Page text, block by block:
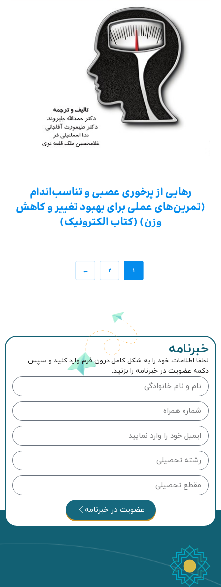
رهایی از پرخوری عصبی و تناسب‌اندام
(تمرین‌های عملی برای بهبود تغییر و کاهش
وزن) (کتاب الکترونیک)
۱ ۲ ←
خبرنامه
لطفا اطلاعات خود را به شکل کامل درون فرم وارد کنید و سپس
دکمه عضویت در خبرنامه را بزنید.
عضویت در خبرنامه